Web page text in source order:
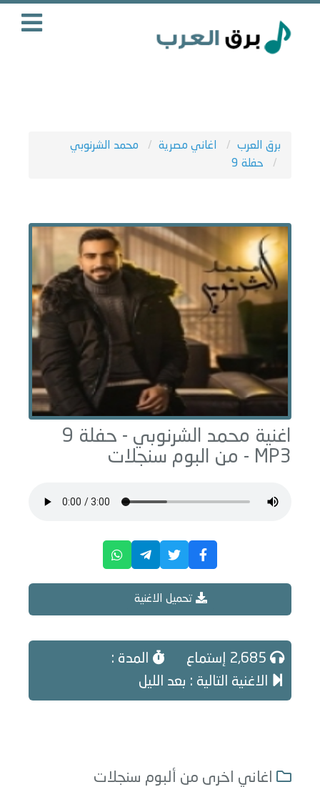
برق العرب اغاني مصرية
محمد الشرنوبي
حفلة 9
اغنية محمد الشرنوبي - حفلة 9
MP3 - من البوم
سنجلات
تحميل الاغنية
المدة :
الاغنية التالية : بعد الليل
اغاني اخرى من ألبوم سنجلات